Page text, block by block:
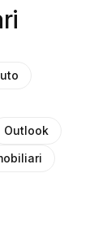
Outlook